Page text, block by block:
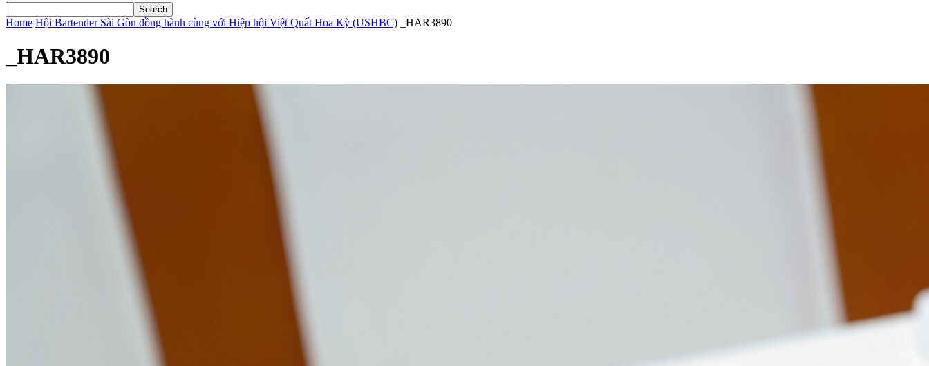
Home Hội Bartender Sài Gòn đồng hành cùng với Hiệp hội Việt Quất Hoa Kỳ (USHBC) _HAR3890
_HAR3890